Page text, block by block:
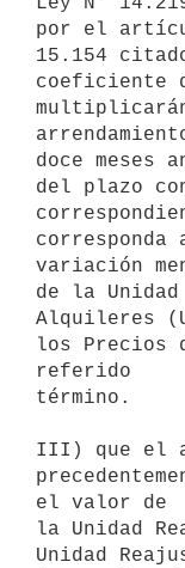
por el
15.154
coeficiente
doce meses
del plazo
corresponda
variación
de la
Alquileres
los Precios
referido
término.
III) que el
el valor de
la Unidad
Unidad